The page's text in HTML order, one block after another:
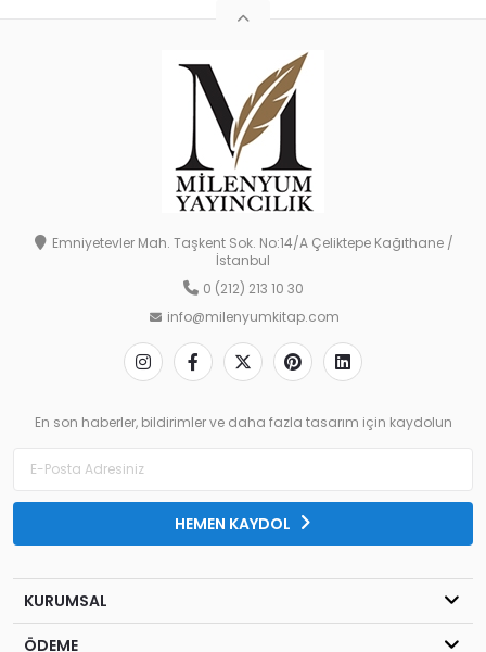
Emniyetevler Mah. Taşkent Sok. No:14/A Çeliktepe Kağıthane /
İstanbul
0 (212) 213 10 30
info@milenyumkitap.com
En son haberler, bildirimler ve daha fazla tasarım için kaydolun
HEMEN KAYDOL
KURUMSAL
ÖDEME